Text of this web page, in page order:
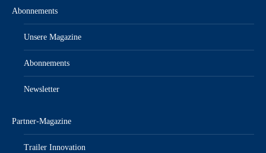
Abonnements
Unsere Magazine
Abonnements
Newsletter
Partner-Magazine
Trailer Innovation